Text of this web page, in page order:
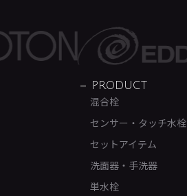
PRODUCT
混合栓
センサー・タッチ水栓
セットアイテム
洗面器・手洗器
単水栓